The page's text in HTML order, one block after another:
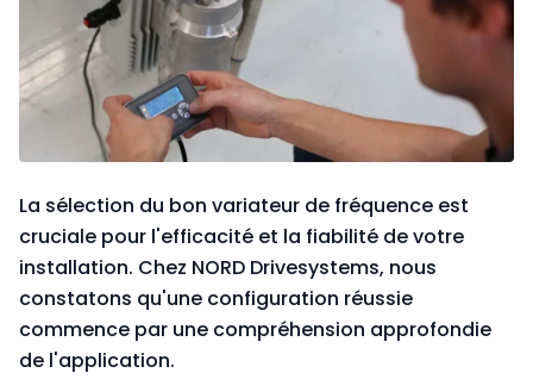
La sélection du bon variateur de fréquence est
cruciale pour l'efficacité et la fiabilité de votre
installation. Chez NORD Drivesystems, nous
constatons qu'une configuration réussie
commence par une compréhension approfondie
de l'application.